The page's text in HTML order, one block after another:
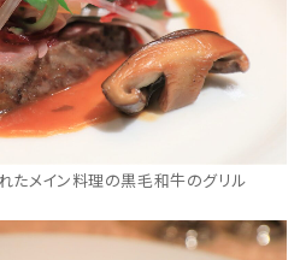
たメイン料理の黒毛和牛のグリル